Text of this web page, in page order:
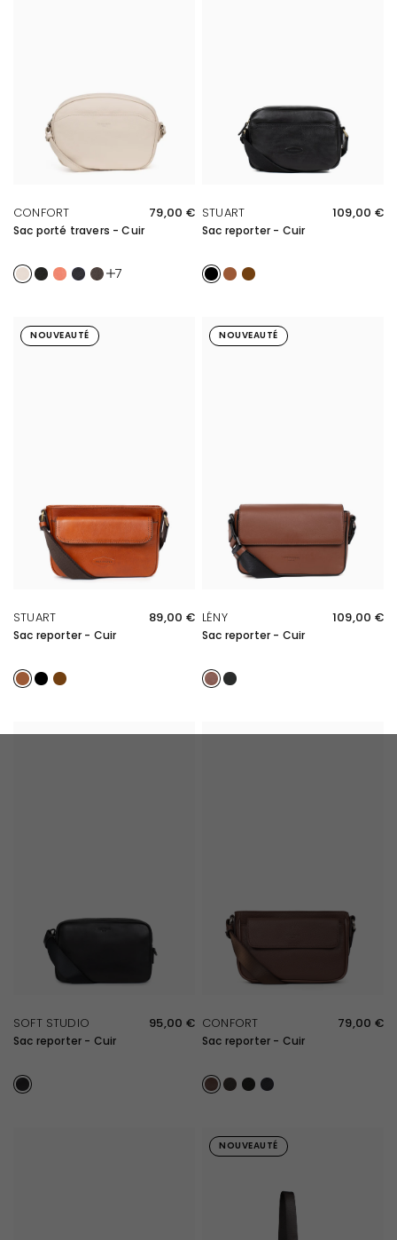
CONFORT 79,00 €
Sac porté travers - Cuir
Ivoire
NoirOrange
Marine
Taupe
7
STUART 109,00 €
Sac reporter - Cuir
NoirCognac
Marron
NOUVEAUTÉ
STUART 89,00 €
Sac reporter - Cuir
Cognac
NoirMarron
NOUVEAUTÉ
LÉNY 109,00 €
Sac reporter - Cuir
Cognac
Noir
SOFT STUDIO 95,00 €
Sac reporter - Cuir
Noir
CONFORT 79,00 €
Sac reporter - Cuir
Chocolat
Marron foncé
NoirMarine
NOUVEAUTÉ